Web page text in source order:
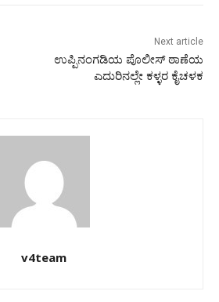
Next article
ಉಪ್ಪಿನಂಗಡಿಯ ಪೊಲೀಸ್ ಠಾಣೆಯ
ಎದುರಿನಲ್ಲೇ ಕಳ್ಳರ ಕೈಚಳಕ
v4team